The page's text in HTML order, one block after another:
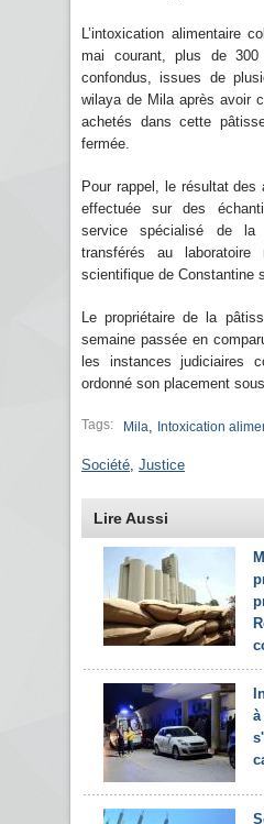
L’intoxication alimentaire
mai courant, plus de 300
confondus, issues de
wilaya de Mila après avoir
achetés dans cette
fermée.
Pour rappel, le résultat des
effectuée sur des
service spécialisé de
transférés au
scientifique de Constantine
Le propriétaire de la
semaine passée en
les instances judiciaires
ordonné son placement
Tags: Mila Intoxication
Société Justice
Lire Aussi